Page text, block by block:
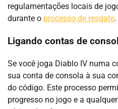
regulamentações locais de
durante o processo de resgate.
Ligando contas de
Se você joga Diablo IV numa
sua conta de consola à sua
do código. Este processo
progresso no jogo e a